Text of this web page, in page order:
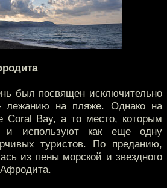
был посвящен исключительно
лежанию на пляже. Однако на
Coral Bay, а то место, которым
и используют как еще одну
туристов. По преданию,
из пены морской и звездного